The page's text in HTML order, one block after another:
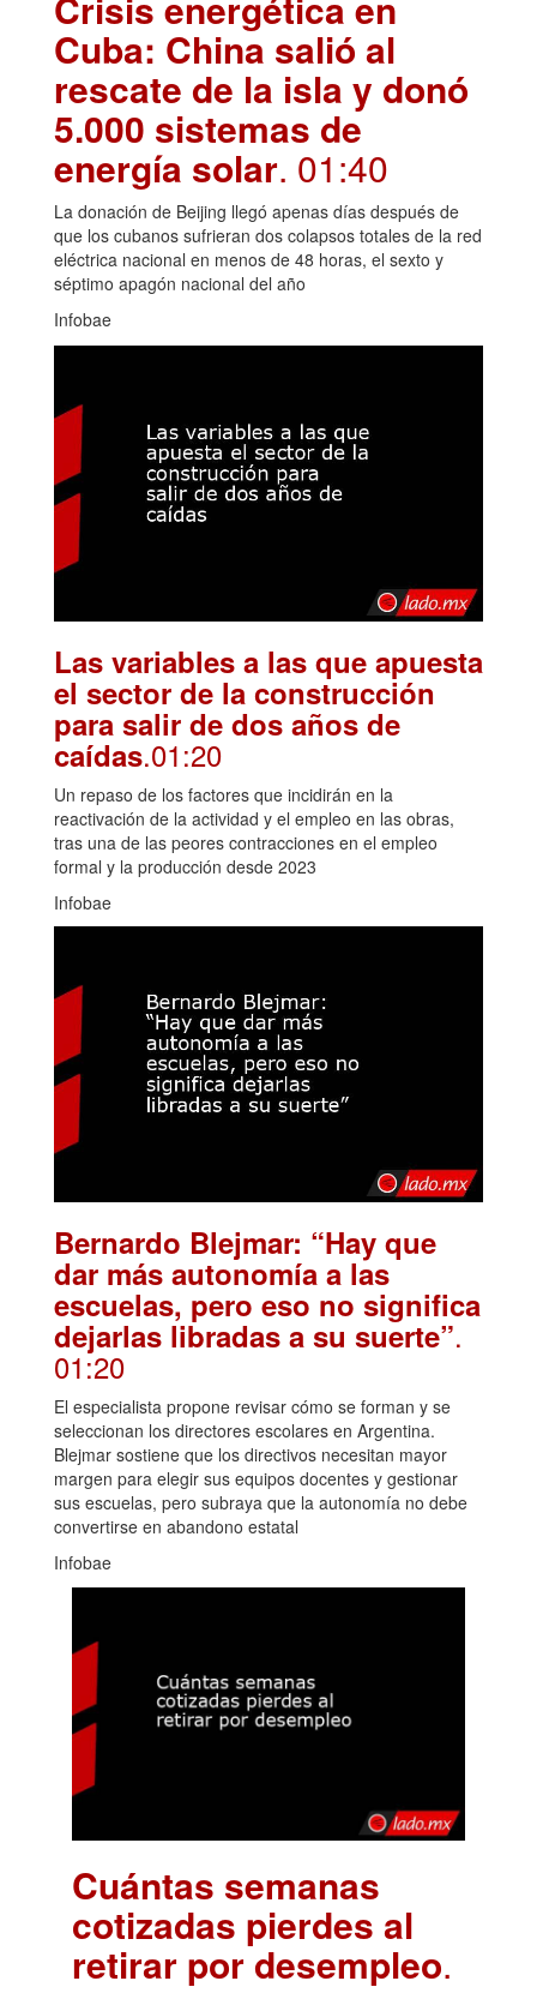
Cuba: China salió al
rescate de la isla y donó
5.000 sistemas de
energía solar. 01:40
La donación de Beijing llegó apenas días después de
que los cubanos sufrieran dos colapsos totales de la red
eléctrica nacional en menos de 48 horas, el sexto y
séptimo apagón nacional del año
Infobae
Las variables a las que apuesta
el sector de la construcción
para salir de dos años de
caídas.01:20
Un repaso de los factores que incidirán en la
reactivación de la actividad y el empleo en las obras,
tras una de las peores contracciones en el empleo
formal y la producción desde 2023
Infobae
Bernardo Blejmar: “Hay que
dar más autonomía a las
escuelas, pero eso no significa
dejarlas libradas a su suerte”.
01:20
El especialista propone revisar cómo se forman y se
seleccionan los directores escolares en Argentina.
Blejmar sostiene que los directivos necesitan mayor
margen para elegir sus equipos docentes y gestionar
sus escuelas, pero subraya que la autonomía no debe
convertirse en abandono estatal
Infobae
Cuántas semanas
cotizadas pierdes al
retirar por desempleo.